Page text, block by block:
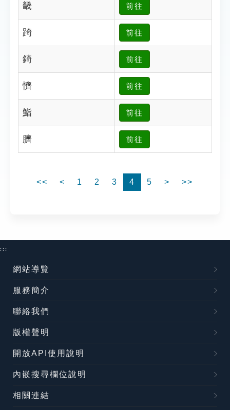
生命大百科索引
遊戲專區
教學應用
貓頭鷹博士
畿 前往
踦 前往
錡 前往
懠 前往
鮨 前往
臍 前往
<< < 1 2 3 4 5 > >>
:::
網站導覽
服務簡介
聯絡我們
版權聲明
開放API使用說明
內嵌搜尋欄位說明
相關連結